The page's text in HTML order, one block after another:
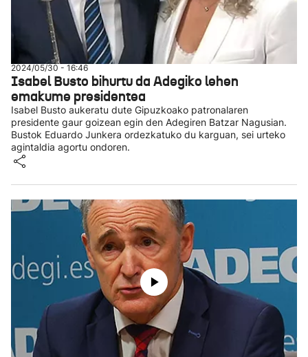
2024/05/30 - 16:46
Isabel Busto bihurtu da Adegiko lehen
emakume presidentea
Isabel Busto aukeratu dute Gipuzkoako patronalaren
presidente gaur goizean egin den Adegiren Batzar Nagusian.
Bustok Eduardo Junkera ordezkatuko du karguan, sei urteko
agintaldia agortu ondoren.